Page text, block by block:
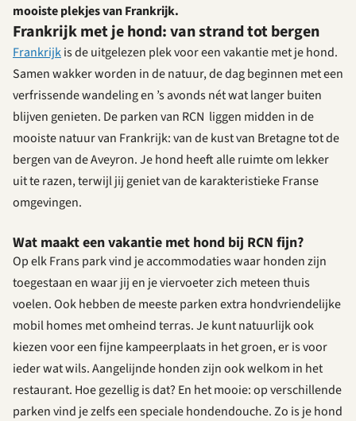
mooiste plekjes van Frankrijk.
Frankrijk met je hond: van strand tot bergen
Frankrijkis de uitgelezen plek voor een vakantie met je hond.
Samen wakker worden in de natuur, de dag beginnen met een
verfrissende wandeling en ’s avonds nét wat langer buiten
blijven genieten. De parken van RCN liggen midden in de
mooiste natuur van Frankrijk: van de kust van Bretagne tot de
bergen van de Aveyron. Je hond heeft alle ruimte om lekker
uit te razen, terwijl jij geniet van de karakteristieke Franse
omgevingen.
Wat maakt een vakantie met hond bij RCN fijn?
Op elk Frans park vind je accommodaties waar honden zijn
toegestaan en waar jij en je viervoeter zich meteen thuis
voelen. Ook hebben de meeste parken extra hondvriendelijke
mobil homes met omheind terras. Je kunt natuurlijk ook
kiezen voor een fijne kampeerplaats in het groen, er is voor
ieder wat wils. Aangelijnde honden zijn ook welkom in het
restaurant. Hoe gezellig is dat? En het mooie: op verschillende
parken vind je zelfs een speciale hondendouche. Zo is je hond